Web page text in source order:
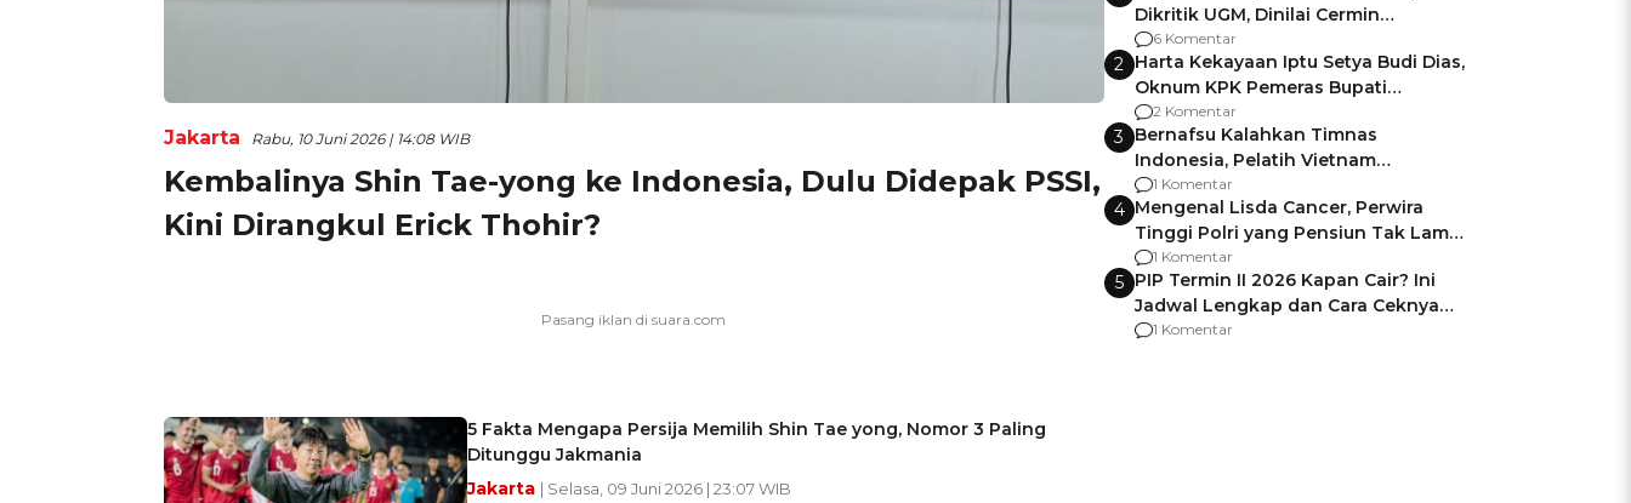
Jakarta Rabu, 10 Juni 2026 | 14:08 WIB
Kembalinya Shin Tae-yong ke Indonesia, Dulu Didepak PSSI,
Kini Dirangkul Erick Thohir?
5 Fakta Mengapa Persija Memilih Shin Tae yong, Nomor 3 Paling
Ditunggu Jakmania
Jakarta | Selasa, 09 Juni 2026 | 23:07 WIB
Dikritik UGM, Dinilai Cermin
Gagalnya Negara Jamin Keamanan
6 Komentar
2 Harta Kekayaan Iptu Setya Budi Dias,
Oknum KPK Pemeras Bupati
Pemalang
2 Komentar
3 Bernafsu Kalahkan Timnas
Indonesia, Pelatih Vietnam
Berencana Pakai Jimat di Pakansari
1 Komentar
4 Mengenal Lisda Cancer, Perwira
Tinggi Polri yang Pensiun Tak Lama
Usai Jadi Brigjen
1 Komentar
5 PIP Termin II 2026 Kapan Cair? Ini
Jadwal Lengkap dan Cara Ceknya
agar Dana Tidak Hangus!
1 Komentar